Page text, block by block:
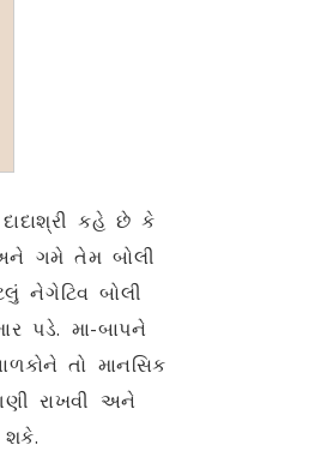
કહે છે કે
ગમે તેમ બોલી
નેગેટિવ બોલી
પડે. મા-બાપને
તો માનસિક
રાખવી અને